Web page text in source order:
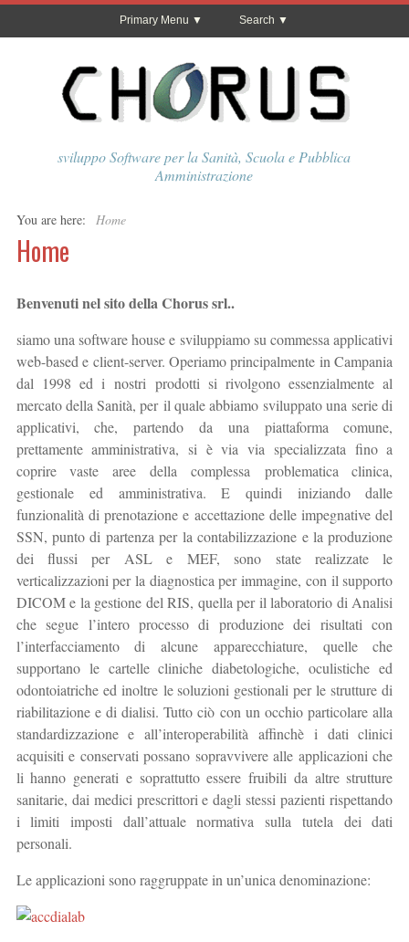
Primary Menu Search
sviluppo Software per la Sanità, Scuola e Pubblica
Amministrazione
You are here: Home
Home
Benvenuti nel sito della Chorus srl..
siamo una software house e sviluppiamo su commessa applicativi
web-based e client-server. Operiamo principalmente in Campania
dal 1998 ed i nostri prodotti si rivolgono essenzialmente al
mercato della Sanità, per il quale abbiamo sviluppato una serie di
applicativi, che, partendo da una piattaforma comune,
prettamente amministrativa, si è via via specializzata fino a
coprire vaste aree della complessa problematica clinica,
gestionale ed amministrativa. E quindi iniziando dalle
funzionalità di prenotazione e accettazione delle impegnative del
SSN, punto di partenza per la contabilizzazione e la produzione
dei flussi per ASL e MEF, sono state realizzate le
verticalizzazioni per la diagnostica per immagine, con il supporto
DICOM e la gestione del RIS, quella per il laboratorio di Analisi
che segue l’intero processo di produzione dei risultati con
l’interfacciamento di alcune apparecchiature, quelle che
supportano le cartelle cliniche diabetologiche, oculistiche ed
odontoiatriche ed inoltre le soluzioni gestionali per le strutture di
riabilitazione e di dialisi. Tutto ciò con un occhio particolare alla
standardizzazione e all’interoperabilità affinchè i dati clinici
acquisiti e conservati possano sopravvivere alle applicazioni che
li hanno generati e soprattutto essere fruibili da altre strutture
sanitarie, dai medici prescrittori e dagli stessi pazienti rispettando
i limiti imposti dall’attuale normativa sulla tutela dei dati
personali.
Le applicazioni sono raggruppate in un’unica denominazione: